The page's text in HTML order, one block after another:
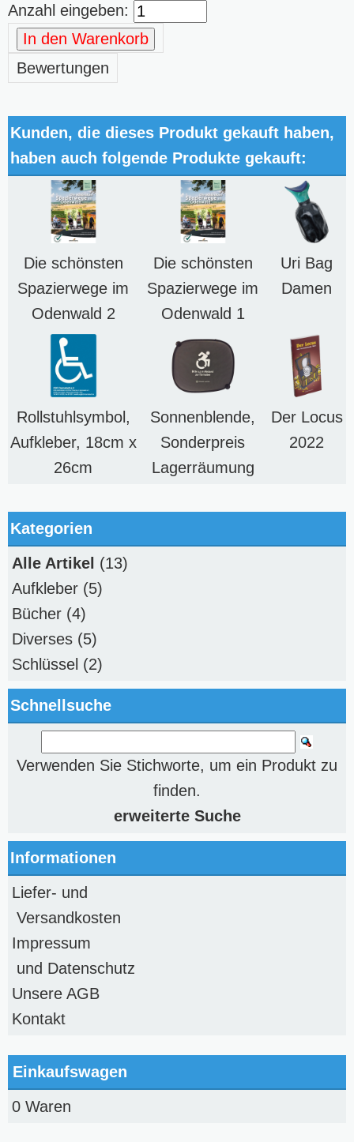
Anzahl eingeben:
In den Warenkorb
Bewertungen
Kunden, die dieses Produkt gekauft haben,
haben auch folgende Produkte gekauft:
Die schönsten
Spazierwege im
Odenwald 2
Die schönsten
Spazierwege im
Odenwald 1
Uri Bag
Damen
Rollstuhlsymbol,
Aufkleber, 18cm x
26cm
Sonnenblende,
Sonderpreis
Lagerräumung
Der Locus
2022
Kategorien
Alle Artikel (13)
Aufkleber (5)
Bücher (4)
Diverses (5)
Schlüssel (2)
Schnellsuche
Verwenden Sie Stichworte, um ein Produkt zu
finden.
erweiterte Suche
Informationen
Liefer- und
Versandkosten
Impressum
und Datenschutz
Unsere AGB
Kontakt
Einkaufswagen
0 Waren